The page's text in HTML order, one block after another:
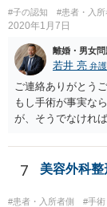
立、トラブル 16 親
居場所 19 地域の
取るプランは、児
に捉えられる可能
た収入を有し、か
排除できることを
れます。 児童相談
れませんが、基本
ネガティブな評価
#子の認知 #患者・入所
2020年1月7日
離婚・男女
若井 亮 弁
ご連絡ありがとう
もし手術が事実な
が、そうでなけれ
してはいかがでし
ちまちです。 弊
7 美容外科
#患者・入所者側 #手術